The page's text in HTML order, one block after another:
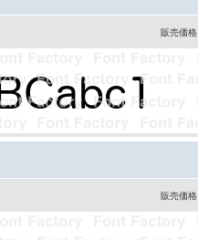
販売価格
販売価格